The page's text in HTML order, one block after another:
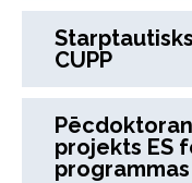
CUPP
projekts ES